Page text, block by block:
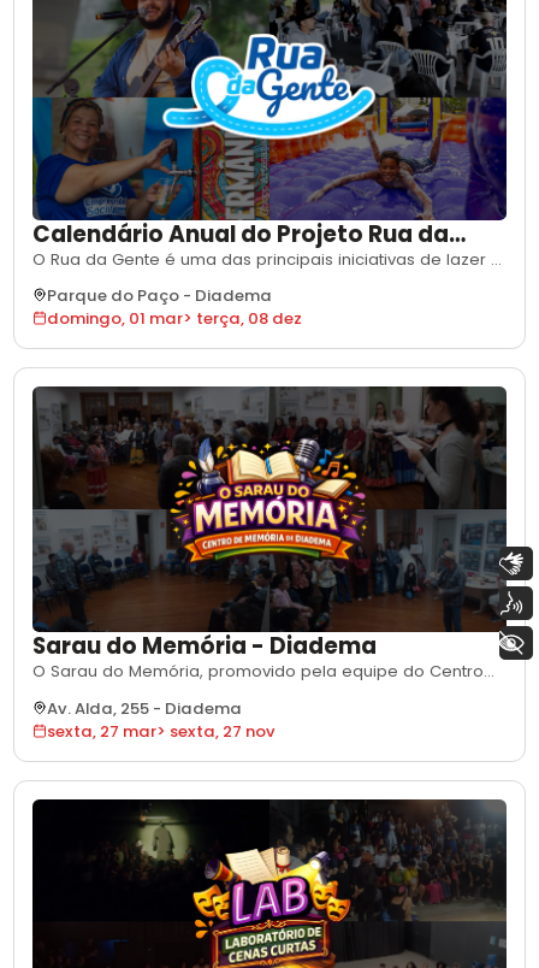
Calendário Anual do Projeto Rua da
Gente 2026
O Rua da Gente é uma das principais iniciativas de lazer e
convivência de Diadema, promovendo a ocupação
democrática do espaço público e fortalecendo os
vínculos comunitários. Realizado aos domingos, o projeto
transforma a rua em um grande espaço de encontro,
cultura e diversão, garantindo um ambien
Parque do Paço - Diadema
domingo, 01 mar> terça, 08 dez
Sarau do Memória - Diadema
O Sarau do Memória, promovido pela equipe do Centro
como objetivo criar um espaço aberto de expressão
artística, trocas culturais e convivência entre artistas e
público. Realizado na última sexta-feira de cada mês, o
evento reúne apresentações musicai
Av. Alda, 255 - Diadema
sexta, 27 mar> sexta, 27 nov
Libras
Voz
+ Acessibilidade